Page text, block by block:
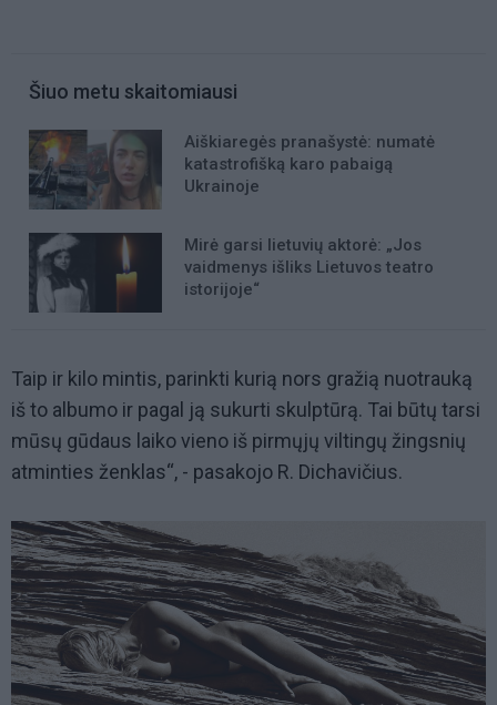
Šiuo metu skaitomiausi
Aiškiaregės pranašystė: numatė
katastrofišką karo pabaigą
Ukrainoje
Mirė garsi lietuvių aktorė: „Jos
vaidmenys išliks Lietuvos teatro
istorijoje“
Taip ir kilo mintis, parinkti kurią nors gražią nuotrauką
iš to albumo ir pagal ją sukurti skulptūrą. Tai būtų tarsi
mūsų gūdaus laiko vieno iš pirmųjų viltingų žingsnių
atminties ženklas“, - pasakojo R. Dichavičius.